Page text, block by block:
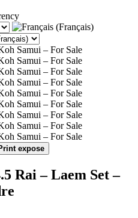
expose
Rai – Laem Set –